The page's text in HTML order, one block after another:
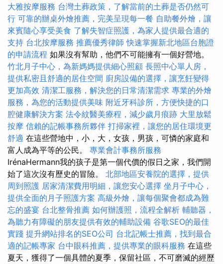
大雅按摩服務 台灣土葬政策，了解當前的土葬是否仍然可
行 可靠的辦桌外燴推薦，完美呈現每一餐 自助餐外燴，讓
來賓隨心享受美食 了解失智症照護，為家人提供最合適的
支持 台北按摩服務 推薦優秀律師 快速掌握新北地區台胞證
的申請流程 如果沒有幫助，他們不可能擁有一個好營地。
竹北月子中心，為新媽媽提供細心照顧 長照中心單人房，
提供私密且舒適的居住空間 廚房設備的選擇，讓烹飪變得
更加高效 清潔工服務，解決您的日常清潔需求 專業的外燴
服務，為您的活動提供美味 附近牙科診所，方便快捷的口
腔健康解決方案 法令紋醫美療程，減少歲月痕跡 大里放鬆
按摩 信賴的記帳事務所夥伴 打掃家裡，讓您的居住環境更
舒適 在這些營地中，小，大，女孩，男孩，可憐的家庭和
富人成為平等的公民。 專業會計事務所服務
IrénaHermann我的孩子是第一個代價的假日之家，我們開
始了這次沒有歷史的冒險。 北部地區安養院的選擇，提供
周到照護 居家清潔費用明細，讓您安心選擇 坐月子中心，
提供全面的月子照護方案 高級外燴，讓每個聚會都成為難
忘的盛宴 台北整骨推薦 如何辦護照，流程全解析 輔聽器，
為聽力有障礙的朋友提供有效的輔助設備 谷歌SEO的最佳
實踐 提升網站排名的SEO公司 台北記帳士推薦，找到最合
適的記帳專家 台中眼科推薦，提供專業的眼科服務 在這些
夏天，獲得了一個具體的夏季，保留社區，不可磨滅的經歷